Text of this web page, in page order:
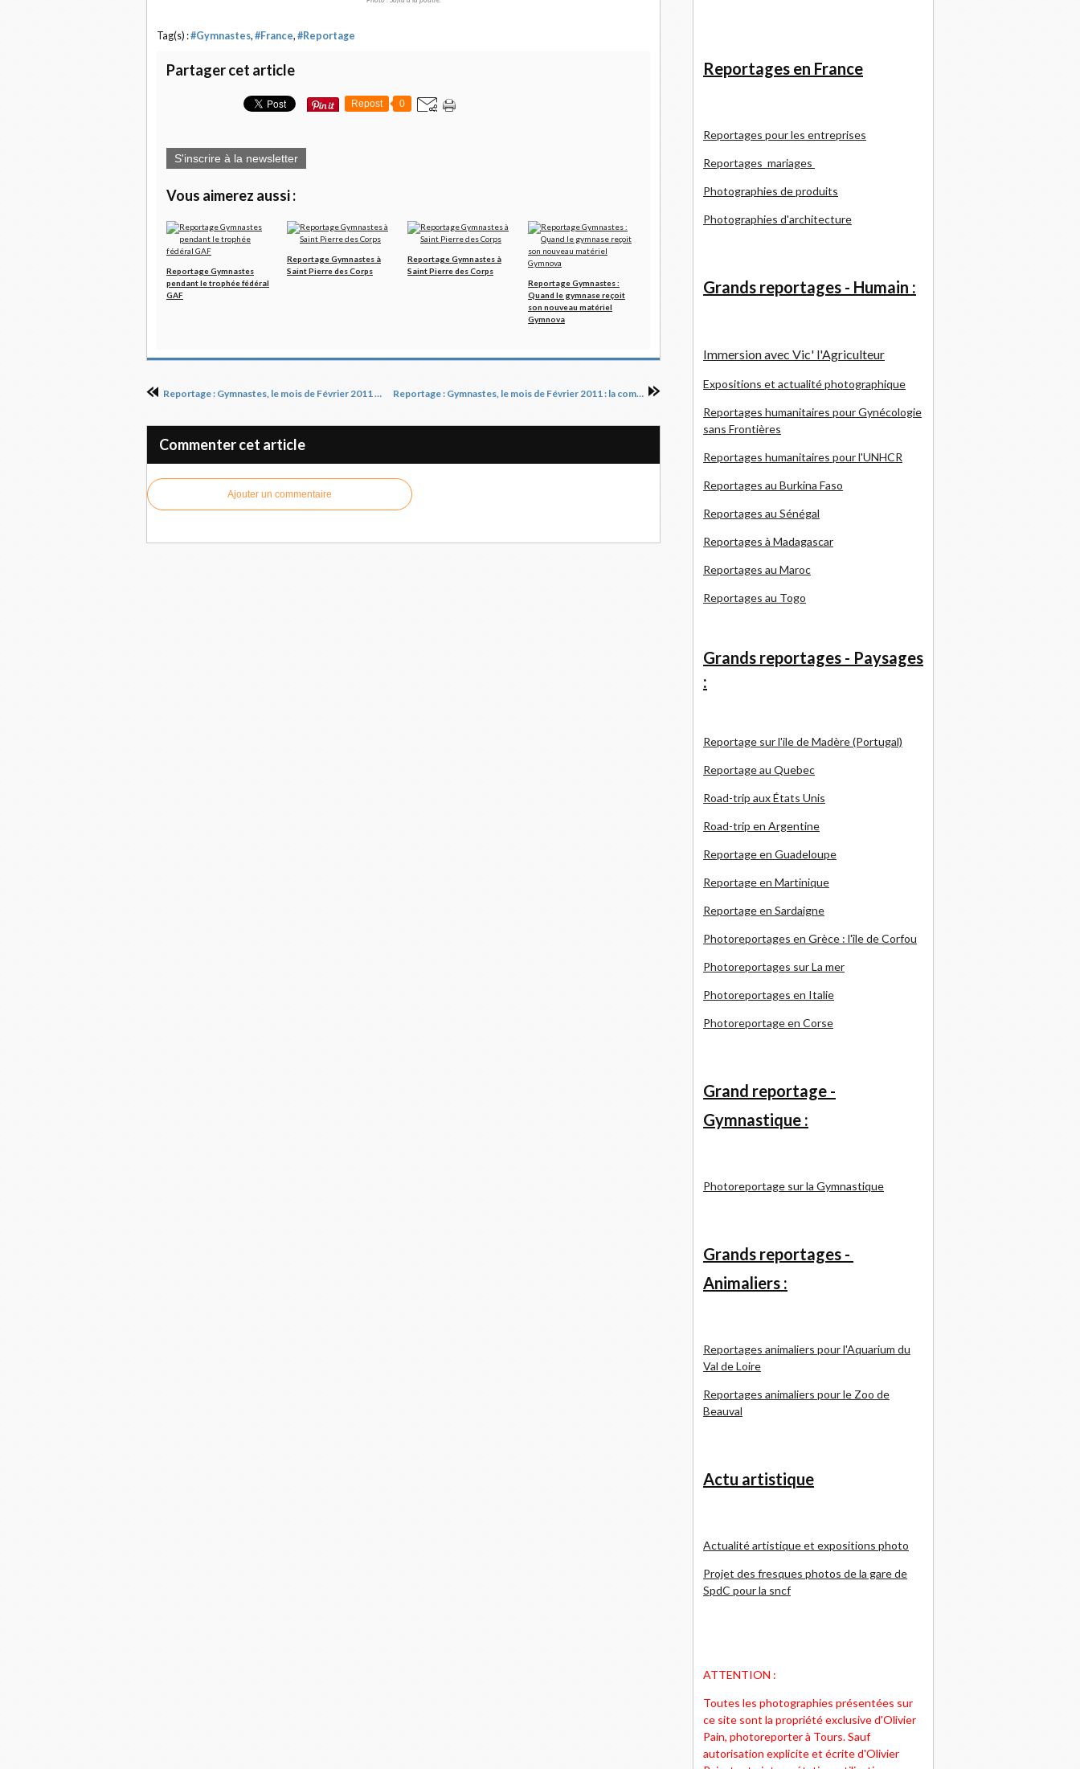
Tag(s) :#Gymnastes, #France, #Reportage
Partager cet article
Repost 0
S'inscrire à la newsletter
Vous aimerez aussi :
Reportage Gymnastes
pendant le trophée fédéral
GAF
Reportage Gymnastes à
Saint Pierre des Corps
Reportage Gymnastes à
Saint Pierre des Corps
Reportage Gymnastes :
Quand le gymnase reçoit
son nouveau matériel
Gymnova
Reportage : Gymnastes, le mois de Février 2011 partie 1 Reportage : Gymnastes, le mois de Février 2011 : la compétition
Commenter cet article
Ajouter un commentaire
Reportages en France
Reportages pour les entreprises
Reportages mariages
Photographies de produits
Photographies d'architecture
Grands reportages - Humain :
Immersion avec Vic' l'Agriculteur
Expositions et actualité photographique
Reportages humanitaires pour Gynécologie
sans Frontières
Reportages humanitaires pour l'UNHCR
Reportages au Burkina Faso
Reportages au Sénégal
Reportages à Madagascar
Reportages au Maroc
Reportages au Togo
Grands reportages - Paysages
:
Reportage sur l'ile de Madère (Portugal)
Reportage au Quebec
Road-trip aux États Unis
Road-trip en Argentine
Reportage en Guadeloupe
Reportage en Martinique
Reportage en Sardaigne
Photoreportages en Grèce : l'île de Corfou
Photoreportages sur La mer
Photoreportages en Italie
Photoreportage en Corse
Grand reportage -
Gymnastique :
Photoreportage sur la Gymnastique
Grands reportages -
Animaliers :
Reportages animaliers pour l'Aquarium du
Val de Loire
Reportages animaliers pour le Zoo de
Beauval
Actu artistique
Actualité artistique et expositions photo
Projet des fresques photos de la gare de
SpdC pour la sncf
ATTENTION :
Toutes les photographies présentées sur
ce site sont la propriété exclusive d'Olivier
Pain, photoreporter à Tours. Sauf
autorisation explicite et écrite d'Olivier